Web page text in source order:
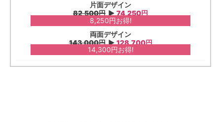
片面デザイン
82,500円 ▶︎ 74,250円
8,250円お得!
両面デザイン
143,000円 ▶︎128,700円
14,300円お得!